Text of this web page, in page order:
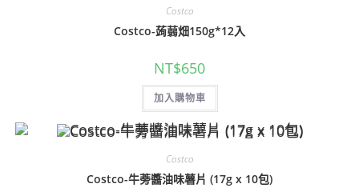
Costco
Costco-蒟蒻畑150g*12入
NT$650
加入購物車
Costco
Costco-牛蒡醬油味薯片 (17g x 10包)